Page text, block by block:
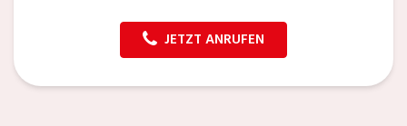
JETZT ANRUFEN